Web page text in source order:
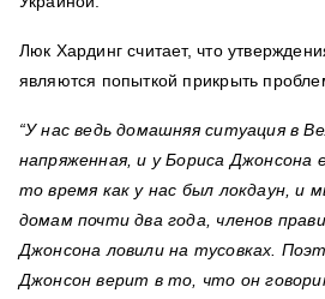
Люк Хардинг считает, что
являются попыткой прикрыть
“У нас ведь домашняя ситуация в
напряженная, и у Бориса Джонсона
то время как у нас был локдаун, и
домам почти два года, членов
Джонсона ловили на тусовках.
Джонсон верит в то, что он